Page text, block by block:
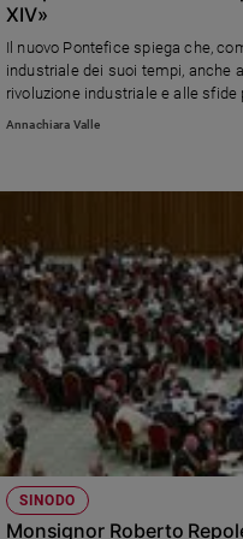
Policy
Chi
siamo
Contatti
Pubblicità
Registrati
Redazione
Social
XIV»
Il nuovo Pontefice spiega che,
industriale dei suoi tempi, anche
rivoluzione industriale e alle
artificiale. E pone il suo
Annachiara Valle
SINODO
Monsignor Roberto